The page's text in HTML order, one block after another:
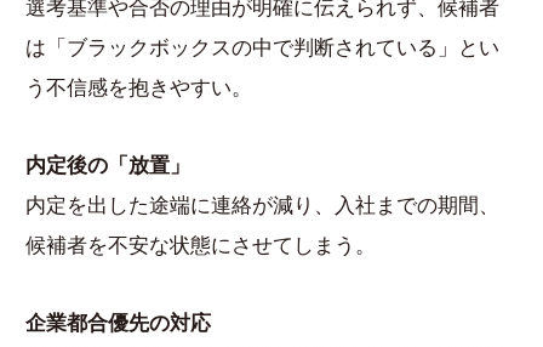
選考基準や合否の理由が明確に伝えられず、候補者
は「ブラックボックスの中で判断されている」とい
う不信感を抱きやすい。
内定後の「放置」
内定を出した途端に連絡が減り、入社までの期間、
候補者を不安な状態にさせてしまう。
企業都合優先の対応